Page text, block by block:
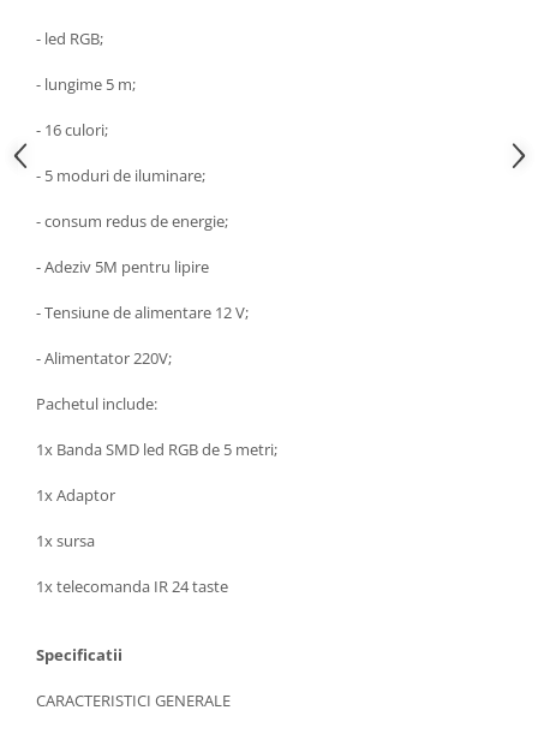
- led RGB;
- lungime 5 m;
- 16 culori;
- 5 moduri de iluminare;
- consum redus de energie;
- Adeziv 5M pentru lipire
- Tensiune de alimentare 12 V;
- Alimentator 220V;
Pachetul include:
1x Banda SMD led RGB de 5 metri;
1x Adaptor
1x sursa
1x telecomanda IR 24 taste
Specificatii
CARACTERISTICI GENERALE